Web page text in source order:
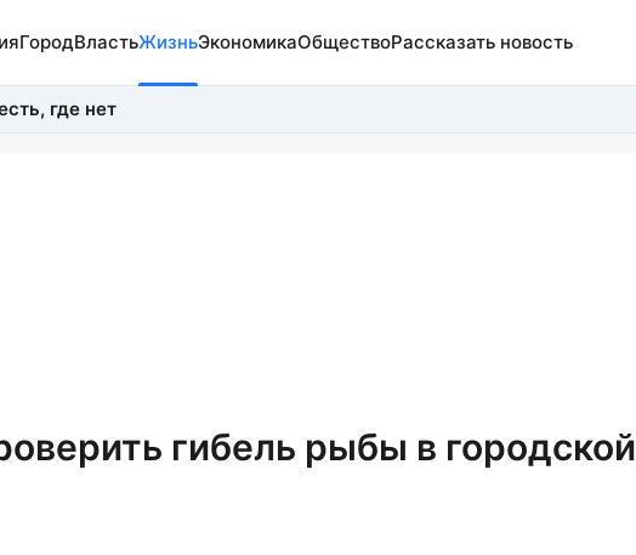
ГородВластьЖизньЭкономикаОбществоРассказать новость
где нет
гибель рыбы в городской